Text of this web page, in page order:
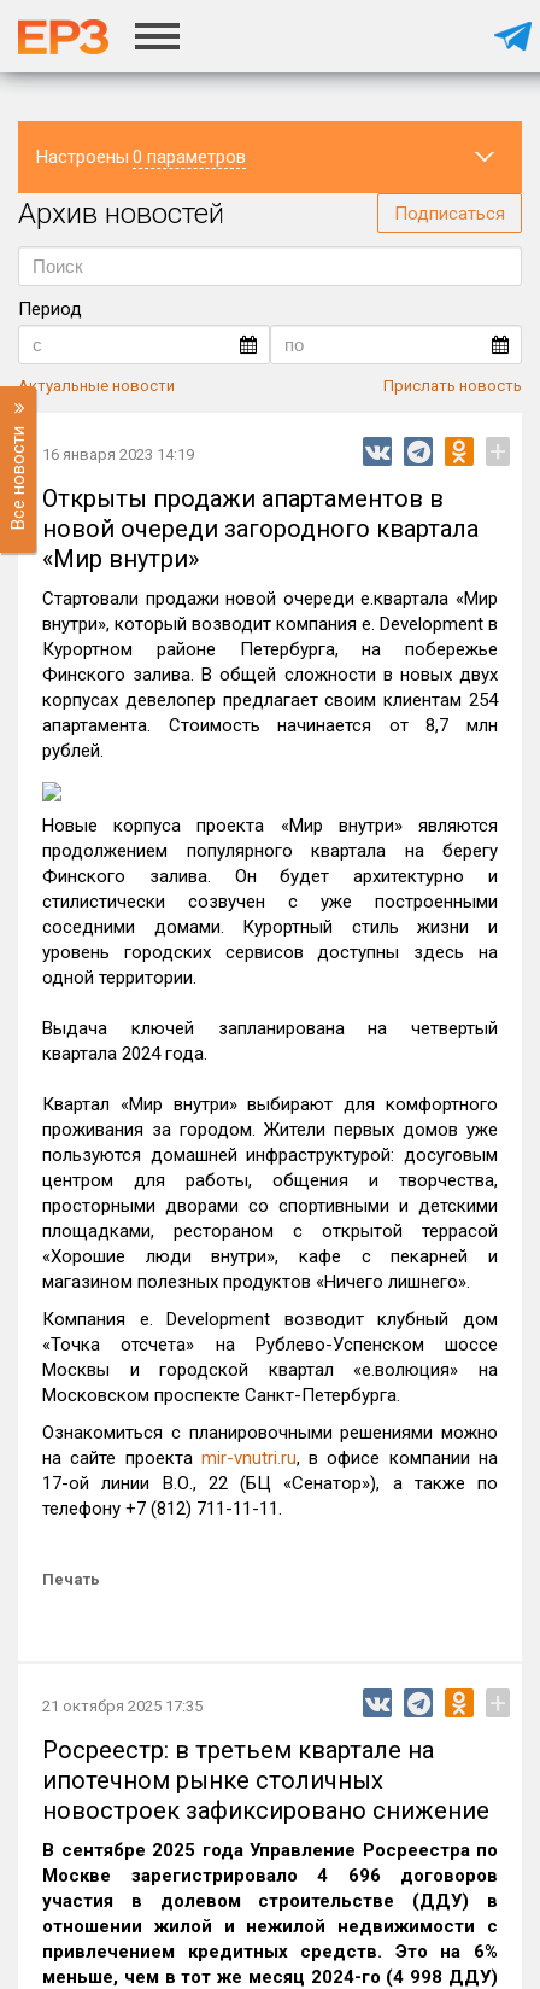
Настроены 0 параметров
Регион
Архив новостей Подписаться
Период
Актуальные новости Прислать новость
Все новости 16 января 2023 14:19 +
Открыты продажи апартаментов в
новой очереди загородного квартала
«Мир внутри»
Стартовали продажи новой очереди е.квартала «Мир
внутри», который возводит компания e. Development в
Курортном районе Петербурга, на побережье
Финского залива. В общей сложности в новых двух
корпусах девелопер предлагает своим клиентам 254
апартамента. Стоимость начинается от 8,7 млн
рублей.
Новые корпуса проекта «Мир внутри» являются
продолжением популярного квартала на берегу
Финского залива. Он будет архитектурно и
стилистически созвучен с уже построенными
соседними домами. Курортный стиль жизни и
уровень городских сервисов доступны здесь на
одной территории.
Выдача ключей запланирована на четвертый
квартала 2024 года.
Квартал «Мир внутри» выбирают для комфортного
проживания за городом. Жители первых домов уже
пользуются домашней инфраструктурой: досуговым
центром для работы, общения и творчества,
просторными дворами со спортивными и детскими
площадками, рестораном с открытой террасой
«Хорошие люди внутри», кафе с пекарней и
магазином полезных продуктов «Ничего лишнего».
Компания e. Development возводит клубный дом
«Точка отсчета» на Рублево-Успенском шоссе
Москвы и городской квартал «e.волюция» на
Московском проспекте Санкт-Петербурга.
Ознакомиться с планировочными решениями можно
на сайте проекта mir-vnutri.ru, в офисе компании на
17-ой линии В.О., 22 (БЦ «Сенатор»), а также по
телефону +7 (812) 711-11-11.
Печать
21 октября 2025 17:35 +
Росреестр: в третьем квартале на
ипотечном рынке столичных
новостроек зафиксировано снижение
В сентябре 2025 года Управление Росреестра по
Москве зарегистрировало 4 696 договоров
участия в долевом строительстве (ДДУ) в
отношении жилой и нежилой недвижимости с
привлечением кредитных средств. Это на 6%
меньше, чем в тот же месяц 2024-го (4 998 ДДУ)